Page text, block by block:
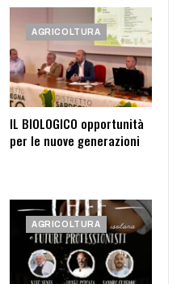
AGRICOLTURA
IL BIOLOGICO opportunità
per le nuove generazioni
AGRICOLTURA